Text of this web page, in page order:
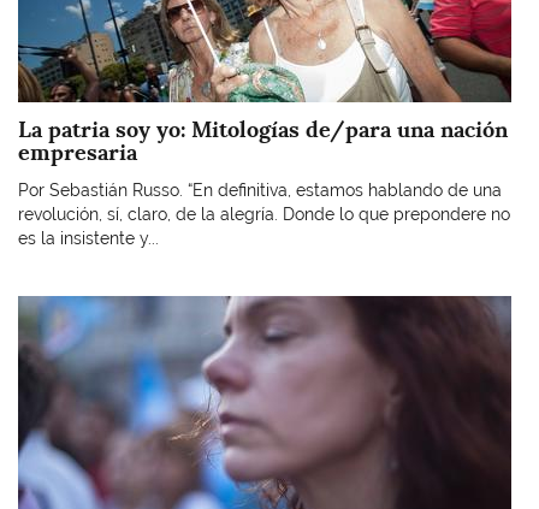
La patria soy yo: Mitologías de/para una nación
empresaria
Por Sebastián Russo. “En definitiva, estamos hablando de una
revolución, sí, claro, de la alegría. Donde lo que prepondere no
es la insistente y...
Imagen